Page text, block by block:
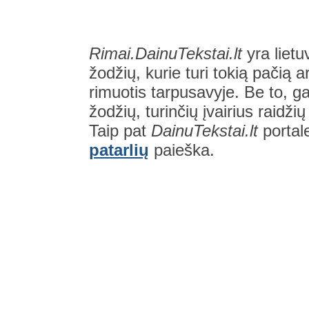
Rimai.DainuTekstai.ltyra
žodžių, kurie turi tokią pačią
rimuotis tarpusavyje. Be to,
žodžių, turinčių įvairius
Taip pat DainuTekstai.lt
patarlių paieška.